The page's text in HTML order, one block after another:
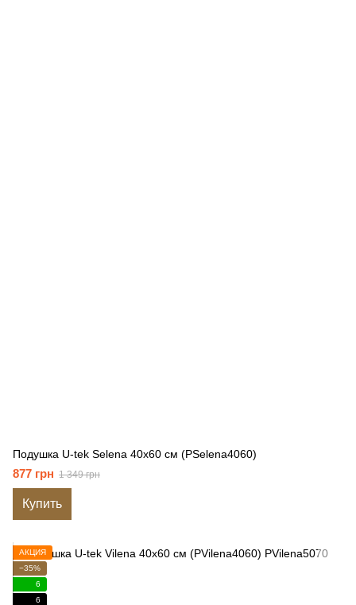
Подушка U-tek Selena 40x60 см (PSelena4060)
877 грн 1 349 грн
Купить
АКЦИЯ
−35%
6
6